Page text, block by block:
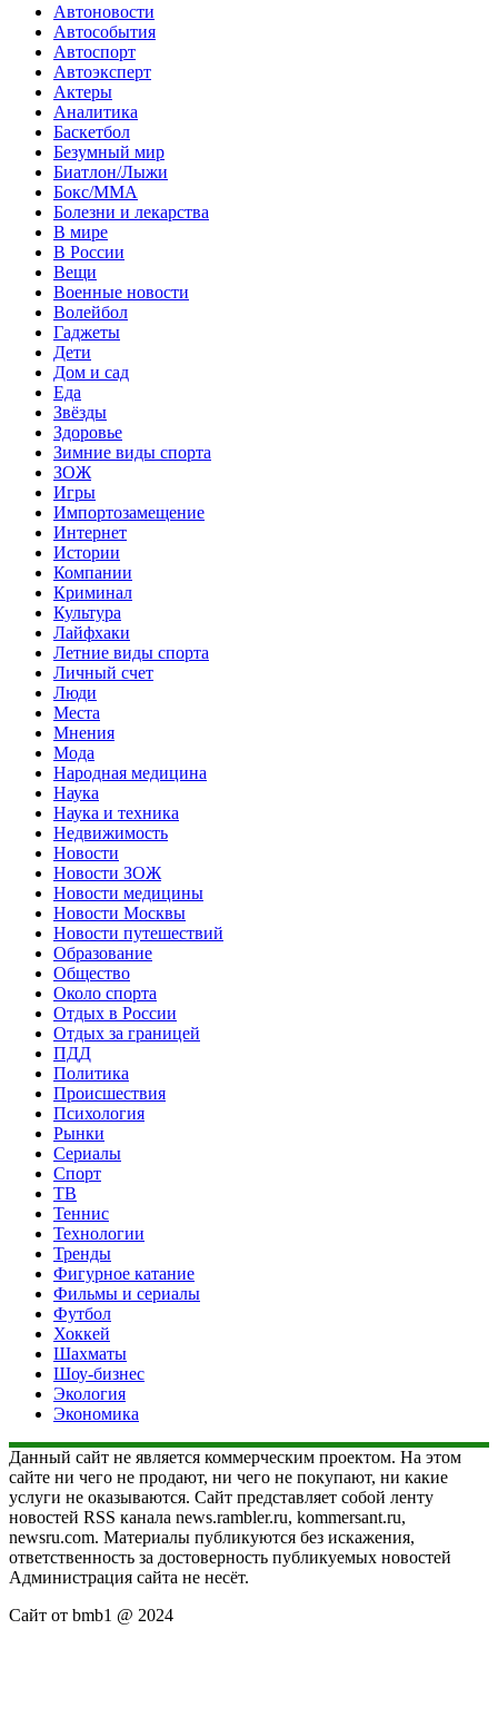
Автоновости
Автособытия
Автоспорт
Автоэксперт
Актеры
Аналитика
Баскетбол
Безумный мир
Биатлон/Лыжи
Бокс/MMA
Болезни и лекарства
В мире
В России
Вещи
Военные новости
Волейбол
Гаджеты
Дети
Дом и сад
Еда
Звёзды
Здоровье
Зимние виды спорта
ЗОЖ
Игры
Импортозамещение
Интернет
Истории
Компании
Криминал
Культура
Лайфхаки
Летние виды спорта
Личный счет
Люди
Места
Мнения
Мода
Народная медицина
Наука
Наука и техника
Недвижимость
Новости
Новости ЗОЖ
Новости медицины
Новости Москвы
Новости путешествий
Образование
Общество
Около спорта
Отдых в России
Отдых за границей
ПДД
Политика
Происшествия
Психология
Рынки
Сериалы
Спорт
ТВ
Теннис
Технологии
Тренды
Фигурное катание
Фильмы и сериалы
Футбол
Хоккей
Шахматы
Шоу-бизнес
Экология
Экономика
Данный сайт не является коммерческим проектом. На этом
сайте ни чего не продают, ни чего не покупают, ни какие
услуги не оказываются. Сайт представляет собой ленту
новостей RSS канала news.rambler.ru, kommersant.ru,
newsru.com. Материалы публикуются без искажения,
ответственность за достоверность публикуемых новостей
Администрация сайта не несёт.
Сайт от bmb1 @ 2024